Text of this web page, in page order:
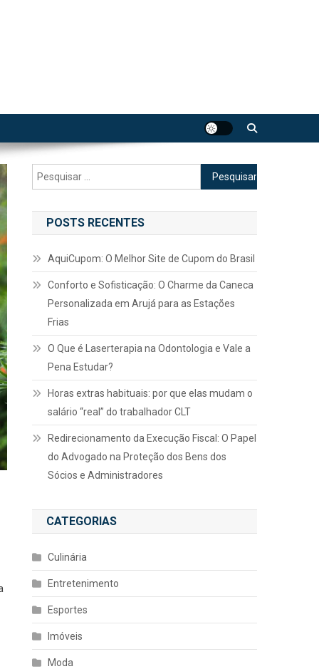
Pesquisar
por:
POSTS RECENTES
AquiCupom: O Melhor Site de Cupom do Brasil
Conforto e Sofisticação: O Charme da Caneca
Personalizada em Arujá para as Estações
Frias
O Que é Laserterapia na Odontologia e Vale a
Pena Estudar?
Horas extras habituais: por que elas mudam o
salário “real” do trabalhador CLT
Redirecionamento da Execução Fiscal: O Papel
do Advogado na Proteção dos Bens dos
Sócios e Administradores
CATEGORIAS
Culinária
Entretenimento
Esportes
Imóveis
Moda